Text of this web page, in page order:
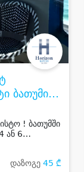
ბათუმი •
! ბათუმში
ან 6
დაზოგე45 ₾